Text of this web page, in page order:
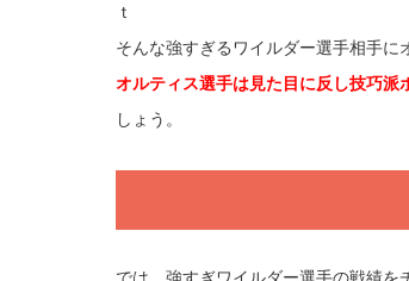
ｔ
そんな強すぎるワイルダー選手相手に
オルティス選手は見た目に反し技巧
しょう。
では、強すぎワイルダー選手の戦績を